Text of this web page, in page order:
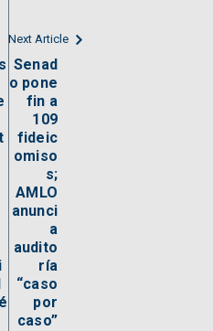
Next Article
Senad
o pone
fin a
109
fideic
omiso
s;
AMLO
anunci
a
audito
ría
“caso
por
caso”